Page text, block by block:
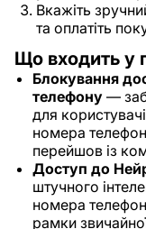
Вкажіть
та оплатіть
Що входить у
Блокування
телефону —
для
номера
перейшов із
Доступ до
штучного
номера
рамки